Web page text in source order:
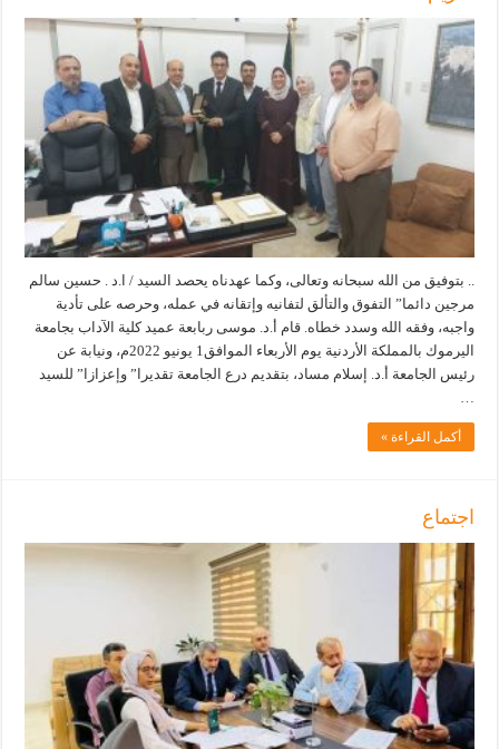
.. بتوفيق من الله سبحانه وتعالى، وكما عهدناه يحصد السيد / ا.د . حسين سالم
مرجين دائما” التفوق والتألق لتفانيه وإتقانه في عمله، وحرصه على تأدية
واجبه، وفقه الله وسدد خطاه. قام أ.د. موسى ربابعة عميد كلية الآداب بجامعة
اليرموك بالمملكة الأردنية يوم الأربعاء الموافق1 يونيو 2022م، ونيابة عن
رئيس الجامعة أ.د. إسلام مساد، بتقديم درع الجامعة تقديرا” وإعزازا” للسيد
أكمل القراءة »
اجتماع